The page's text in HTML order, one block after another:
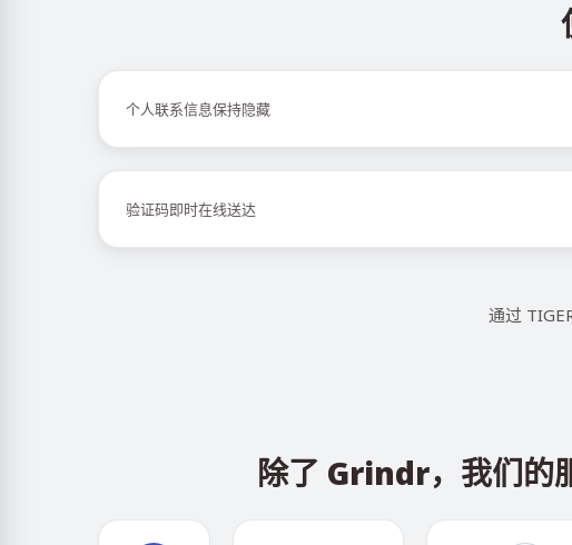
个人联系信息保持隐藏
验证码即时在线送达
通过
除了 Grindr，我们的